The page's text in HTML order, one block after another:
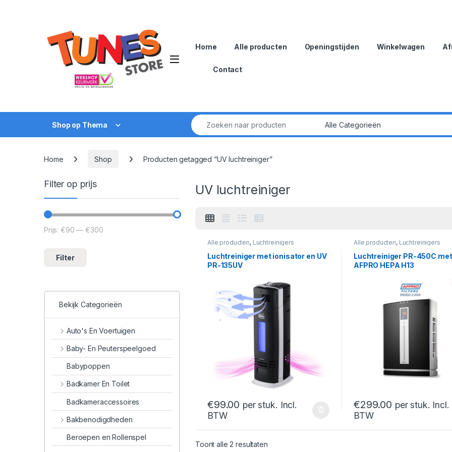
Open
Home Alle producten Openingstijden Winkelwagen
Contact
Shop op Thema
Zoek naar:
Home Shop Producten getagged “UV luchtreiniger”
UV luchtreiniger
Alle producten, Luchtreinigers
Luchtreiniger met ionisator en UV
PR-135UV
€99.00 per stuk. Incl.
BTW
Alle producten, Luchtreinigers
Luchtreiniger PR-450C met
AFPRO HEPA H13
€299.00 per stuk. Incl.
BTW
Toont alle 2 resultatenGesorteerd op nieuwste
Filter op prijs
Min. prijs
Max. prijs
Filter
Prijs: €90 — €300
Bekijk Categorieën
Auto's En Voertuigen
Baby- En Peuterspeelgoed
Babypoppen
Badkamer En Toilet
Badkameraccessoires
Bakbenodigdheden
Beroepen en Rollenspel